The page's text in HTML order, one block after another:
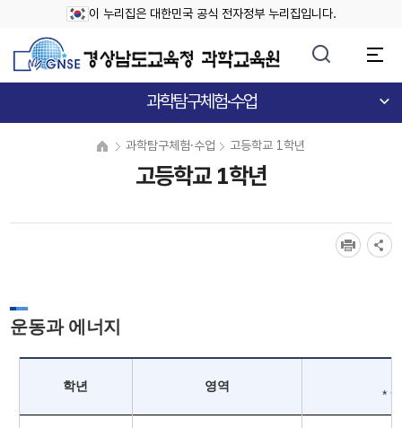
이 누리집은 대한민국 공식 전자정부 누리집입니다.
과학탐구체험·수업
과학탐구체험·수업 고등학교 1학년
고등학교 1학년
운동과 에너지
학년 영역
*